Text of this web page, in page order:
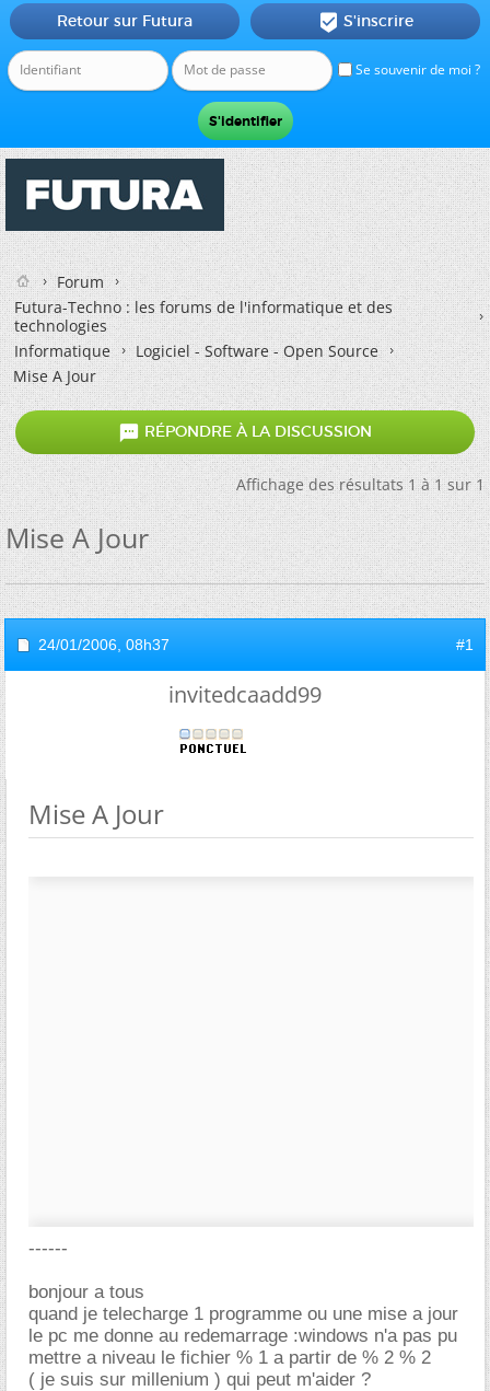
Se souvenir de moi ?
Retour sur Futura  S'inscrire
Forum
Futura-Techno : les forums de l'informatique et des
technologies
Informatique
Logiciel - Software - Open Source
Mise A Jour
 RÉPONDRE À LA DISCUSSION
Affichage des résultats 1 à 1 sur 1
Mise A Jour
24/01/2006, 08h37 #1
invitedcaadd99
Mise A Jour
------
bonjour a tous
quand je telecharge 1 programme ou une mise a jour
le pc me donne au redemarrage :windows n'a pas pu
mettre a niveau le fichier % 1 a partir de % 2 % 2
( je suis sur millenium ) qui peut m'aider ?